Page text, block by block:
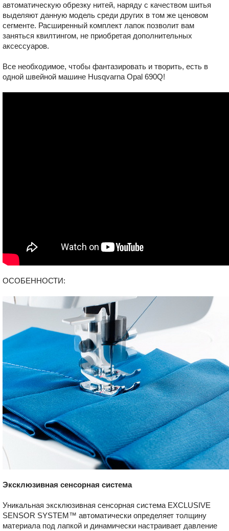
автоматическую обрезку нитей, наряду с качеством шитья
выделяют данную модель среди других в том же ценовом
сегменте. Расширенный комплект лапок позволит вам
заняться квилтингом, не приобретая дополнительных
аксессуаров.
Все необходимое, чтобы фантазировать и творить, есть в
одной швейной машине Husqvarna Opal 690Q!
ОСОБЕННОСТИ:
Эксклюзивная сенсорная система
Уникальная эксклюзивная сенсорная система EXCLUSIVE
SENSOR SYSTEM™ автоматически определяет толщину
материала под лапкой и динамически настраивает давление